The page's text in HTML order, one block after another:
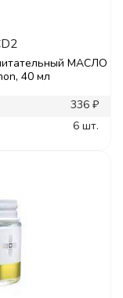
МАСЛО
40 мл
336 ₽
6 шт.